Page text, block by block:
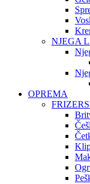
NJEGA
OPREMA